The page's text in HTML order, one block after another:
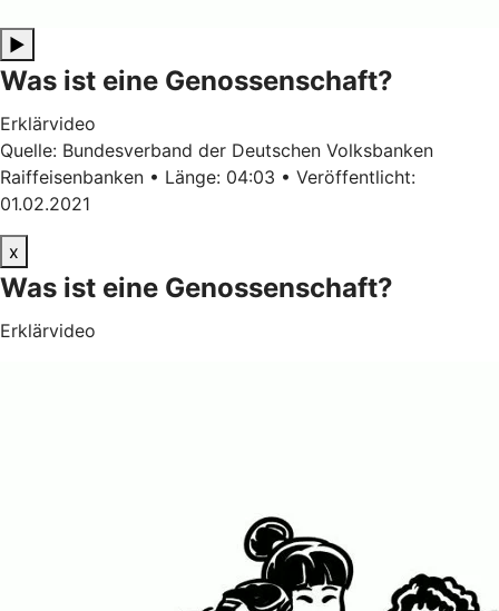
▶
Was ist eine Genossenschaft?
Erklärvideo
Quelle: Bundesverband der Deutschen Volksbanken
Raiffeisenbanken • Länge: 04:03 • Veröffentlicht:
01.02.2021
x
Was ist eine Genossenschaft?
Erklärvideo